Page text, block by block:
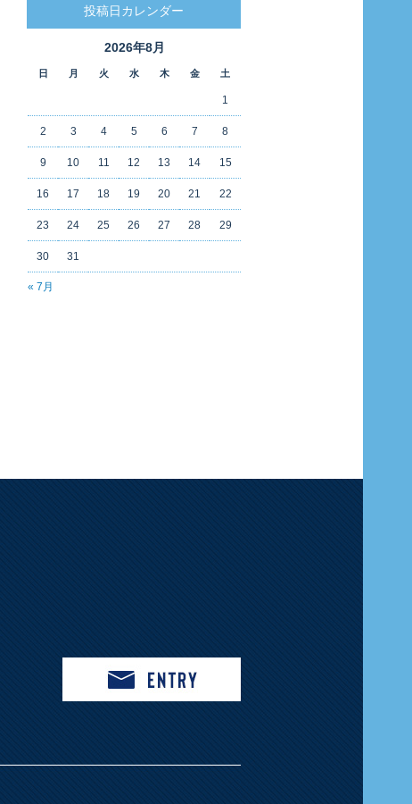
投稿日カレンダー
2026年8月
日 月 火 水 木 金 土
« 7月
1
2 3 4 5 6 7 8
9 10 11 12 13 14 15
16 17 18 19 20 21 22
23 24 25 26 27 28 29
30 31